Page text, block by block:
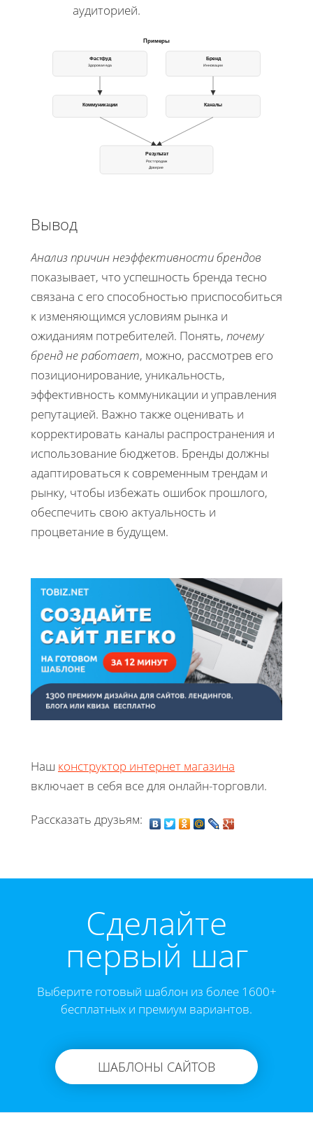
аудиторией.
Примеры
Фастфуд
Здоровая еда
Бренд
Инновации
Коммуникации Каналы
Результат
Рост продаж
Доверие
Вывод
Анализ причин неэффективности брендов
показывает, что успешность бренда тесно
связана с его способностью приспособиться
к изменяющимся условиям рынка и
ожиданиям потребителей. Понять, почему
бренд не работает, можно, рассмотрев его
позиционирование, уникальность,
эффективность коммуникации и управления
репутацией. Важно также оценивать и
корректировать каналы распространения и
использование бюджетов. Бренды должны
адаптироваться к современным трендам и
рынку, чтобы избежать ошибок прошлого,
обеспечить свою актуальность и
процветание в будущем.
Наш конструктор интернет магазина
включает в себя все для онлайн-торговли.
Рассказать друзьям:
Cделайте
первый шаг
Выберите готовый шаблон из более 1600+
бесплатных и премиум вариантов.
ШАБЛОНЫ САЙТОВ